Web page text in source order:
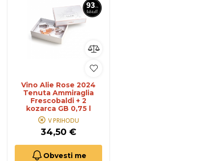
Vino Alie Rose 2024
Tenuta Ammiraglia
Frescobaldi + 2
kozarca GB 0,75 l
V PRIHODU
34,50 €
Obvesti me